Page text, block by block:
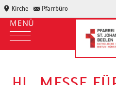
Kirche Pfarrbüro